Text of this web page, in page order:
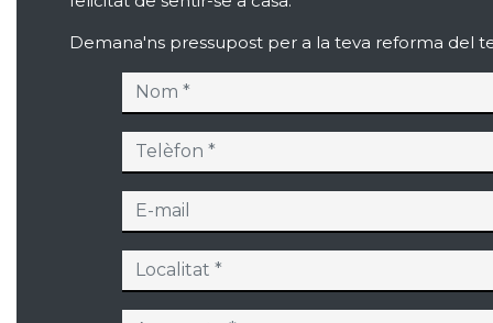
Demana'ns pressupost per a la teva reforma del